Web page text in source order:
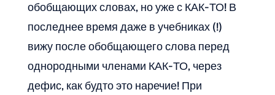
обобщающих словах, но уже с КАК-ТО! В
последнее время даже в учебниках (!)
вижу после обобщающего слова перед
однородными членами КАК-ТО, через
дефис, как будто это наречие! При